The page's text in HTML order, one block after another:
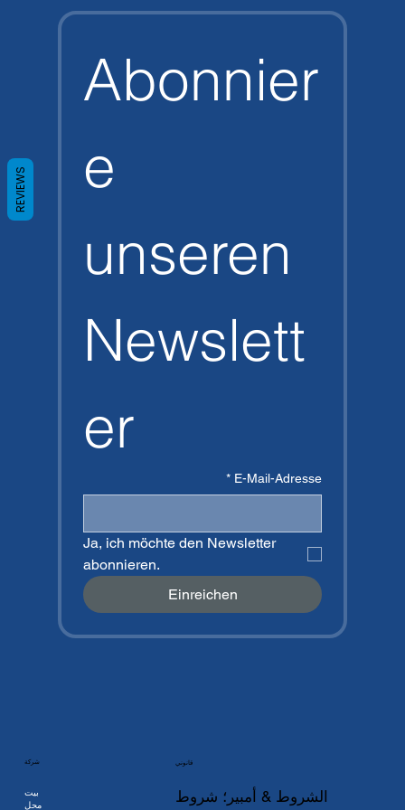
Abonnier
e
unseren
Newslett
er
E-Mail-Adresse
*
Ja, ich möchte den Newsletter
abonnieren.
Einreichen
شركة
بيت
محل
قانوني
الشروط & أمبير؛ شروط
REVIEWS